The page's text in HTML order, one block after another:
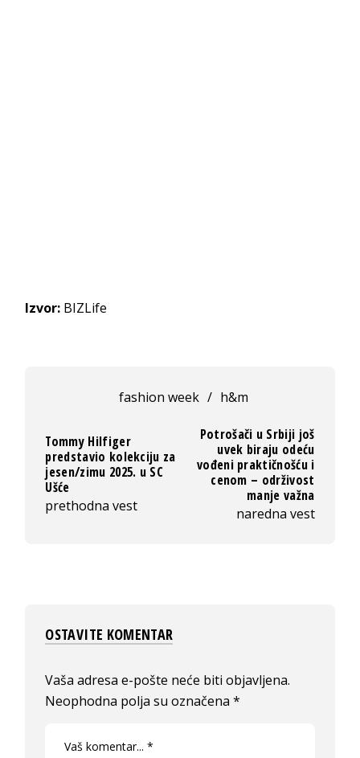
Izvor: BIZLife
fashion week / h&m
Tommy Hilfiger
predstavio kolekciju za
jesen/zimu 2025. u SC
Ušće
prethodna vest
Potrošači u Srbiji još
uvek biraju odeću
vođeni praktičnošću i
cenom – održivost
manje važna
naredna vest
OSTAVITE KOMENTAR
Vaša adresa e-pošte neće biti objavljena.
Neophodna polja su označena*